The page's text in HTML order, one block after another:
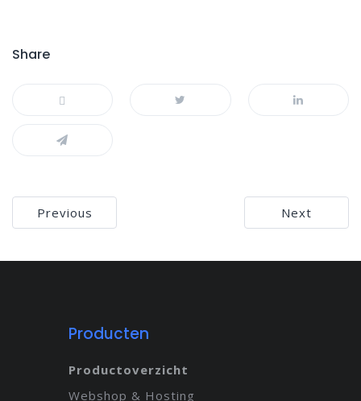
Share
Bericht
navigatie
Previous Next
Producten
Productoverzicht
Webshop & Hosting